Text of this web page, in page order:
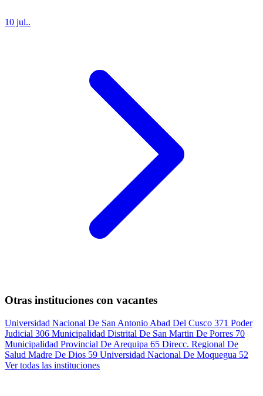
10 jul..
Otras instituciones con vacantes
Universidad Nacional De San Antonio Abad Del Cusco 371 Poder
Judicial 306 Municipalidad Distrital De San Martin De Porres 70
Municipalidad Provincial De Arequipa 65 Direcc. Regional De
Salud Madre De Dios 59 Universidad Nacional De Moquegua 52
Ver todas las instituciones